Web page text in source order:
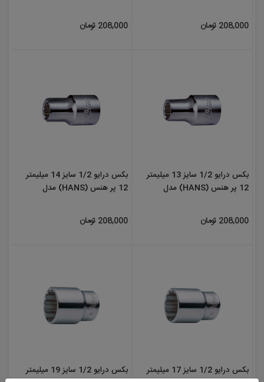
208,000 تومان
208,000 تومان
بکس درایو 1/2 سایز 13 میلیمتر
12 پر هنس (HANS) مدل
208,000 تومان
بکس درایو 1/2 سایز 14 میلیمتر
12 پر هنس (HANS) مدل
208,000 تومان
بکس درایو 1/2 سایز 17 میلیمتر
بکس درایو 1/2 سایز 19 میلیمتر